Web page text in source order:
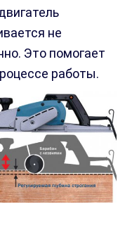
не
Это помогает
работы.